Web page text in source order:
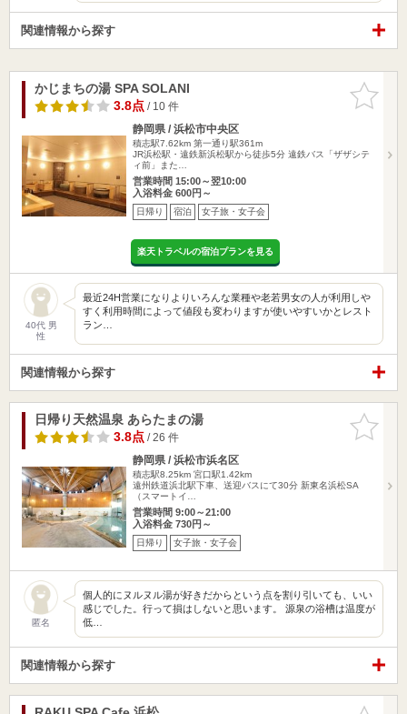
関連情報から探す
お気に入
りに追加
かじまちの湯 SPA SOLANI
3.8点/ 10 件
静岡県 / 浜松市中央区
積志駅7.62km 第一通り駅361m
JR浜松駅・遠鉄新浜松駅から徒歩5分 遠鉄バス「ザザシテ
ィ前」また…
営業時間 15:00～翌10:00
入浴料金 600円～
日帰り 宿泊 女子旅・女子会
楽天トラベルの宿泊プランを見る
40代 男
性
最近24H営業になりよりいろんな業種や老若男女の人が利用しや
すく利用時間によって値段も変わりますが使いやすいかとレスト
ラン…
関連情報から探す
お気に入
りに追加
日帰り天然温泉 あらたまの湯
3.8点/ 26 件
静岡県 / 浜松市浜名区
積志駅8.25km 宮口駅1.42km
遠州鉄道浜北駅下車、送迎バスにて30分 新東名浜松SA
（スマートイ…
営業時間 9:00～21:00
入浴料金 730円～
日帰り 女子旅・女子会
匿名
個人的にヌルヌル湯が好きだからという点を割り引いても、いい
感じでした。行って損はしないと思います。 源泉の浴槽は温度が
低…
関連情報から探す